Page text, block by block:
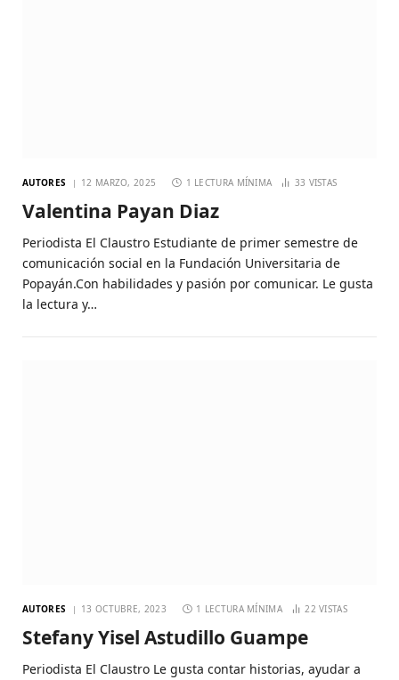
AUTORES 12 MARZO, 2025 1 LECTURA MÍNIMA 33 VISTAS
Valentina Payan Diaz
Periodista El Claustro Estudiante de primer semestre de
comunicación social en la Fundación Universitaria de
Popayán.Con habilidades y pasión por comunicar. Le gusta
la lectura y…
AUTORES 13 OCTUBRE, 2023 1 LECTURA MÍNIMA 22VISTAS
Stefany Yisel Astudillo Guampe
Periodista El Claustro Le gusta contar historias, ayudar a